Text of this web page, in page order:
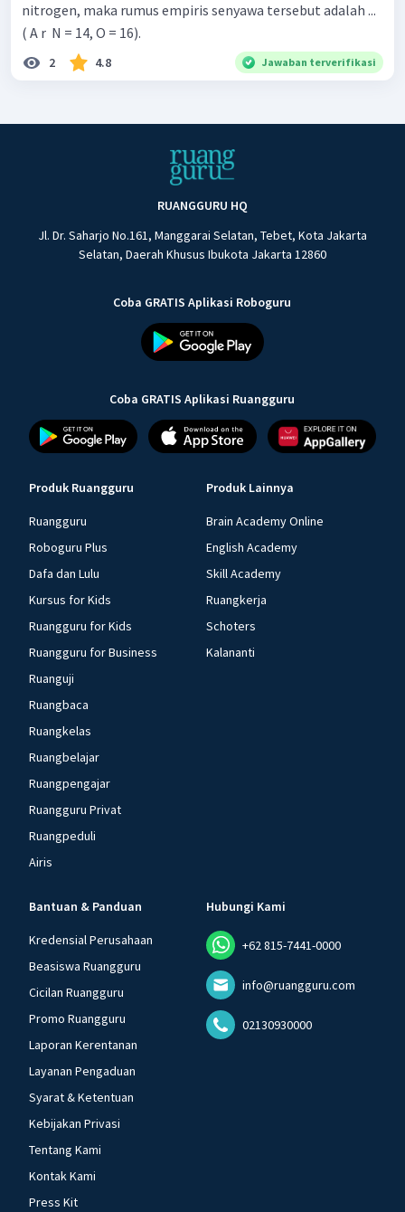
nitrogen, maka rumus empiris senyawa tersebut adalah ...
( A r ​ N = 14, O = 16).
2 4.8 Jawaban terverifikasi
RUANGGURU HQ
Jl. Dr. Saharjo No.161, Manggarai Selatan, Tebet, Kota Jakarta
Selatan, Daerah Khusus Ibukota Jakarta 12860
Coba GRATIS Aplikasi Roboguru
Coba GRATIS Aplikasi Ruangguru
Produk Ruangguru
Ruangguru
Roboguru Plus
Dafa dan Lulu
Kursus for Kids
Ruangguru for Kids
Ruangguru for Business
Ruanguji
Ruangbaca
Ruangkelas
Ruangbelajar
Ruangpengajar
Ruangguru Privat
Ruangpeduli
Airis
Produk Lainnya
Brain Academy Online
English Academy
Skill Academy
Ruangkerja
Schoters
Kalananti
Bantuan & Panduan
Kredensial Perusahaan
Beasiswa Ruangguru
Cicilan Ruangguru
Promo Ruangguru
Laporan Kerentanan
Layanan Pengaduan
Syarat & Ketentuan
Kebijakan Privasi
Tentang Kami
Kontak Kami
Press Kit
Hubungi Kami
+62 815-7441-0000
info@ruangguru.com
02130930000